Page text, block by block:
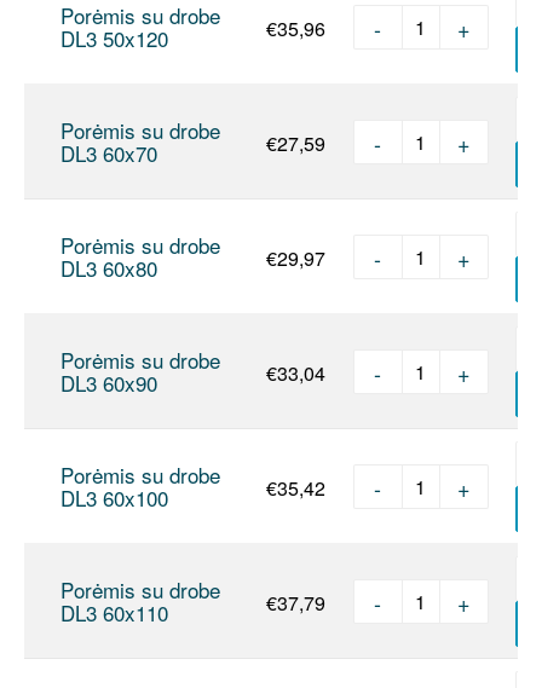
Porėmis su drobe
DL3 50x120 €35,96 produkto
- +
Porėmis su drobe
DL3 60x70 €27,59 produkto
- +
Porėmis su drobe
DL3 60x80 €29,97 produkto
- +
Porėmis su drobe
DL3 60x90 €33,04 produkto
- +
Porėmis su drobe
DL3 60x100 €35,42 produkto
- +
Porėmis su drobe
DL3 60x110 €37,79 produkto
- +